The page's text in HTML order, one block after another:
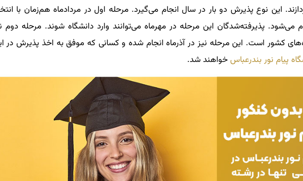
این نوع پذیرش دو بار در سال انجام می‌گیرد. مرحله اول در مردادماه هم‌زمان با
می‌شود. پذیرفته‌شدگان این مرحله در مهرماه می‌توانند وارد دانشگاه شوند. مرحله دوم
کشور است. این مرحله نیز در آذرماه انجام شده و کسانی که موفق به اخذ پذیرش در
پیام نور بندرعباسخواهند شد.